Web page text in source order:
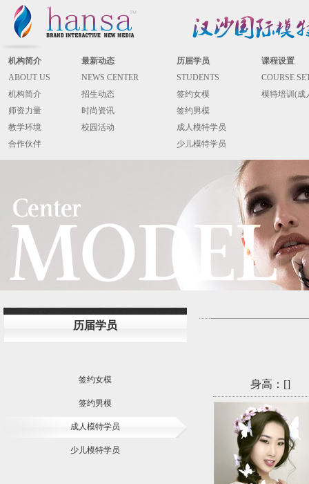
机构简介 最新动态 历届学员
课程设置
ABOUT US
NEWS CENTER STUDENTS
COURSE
机构简介
招生动态 签约女模
模特培训(成
师资力量
时尚资讯
签约男模
教学环境
校园活动
成人模特学员
合作伙伴
少儿模特学员
历届学员
签约女模
签约男模
成人模特学员
少儿模特学员
身高：[]